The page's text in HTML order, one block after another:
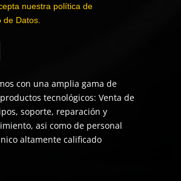
nuestra política de
de Datos.
con una amplia gama de
tecnológicos: Venta de
soporte, reparación y
asi como de personal
altamente calificado